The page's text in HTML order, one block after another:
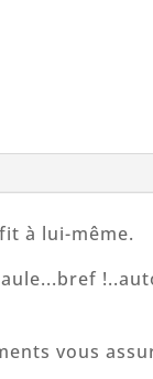
à lui-même.
vous